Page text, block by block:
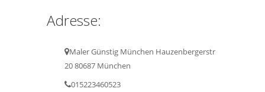
Adresse:
Maler Günstig München Hauzenbergerstr
20 80687 München
015223460523